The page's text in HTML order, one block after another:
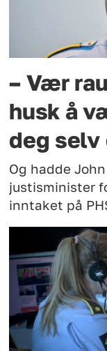
– Vær
husk å
deg selv
Og hadde
justisminister
inntaket på